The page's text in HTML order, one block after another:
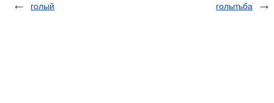
голый голытьба